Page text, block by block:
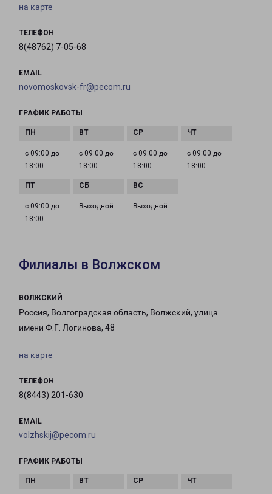
на карте
ТЕЛЕФОН
8(48762) 7-05-68
EMAIL
novomoskovsk-fr@pecom.ru
ГРАФИК РАБОТЫ
с 09:00 до
18:00
с 09:00 до
18:00
с 09:00 до
18:00
с 09:00 до
18:00
с 09:00 до
18:00
Выходной Выходной
Филиалы в Волжском
ВОЛЖСКИЙ
Россия, Волгоградская область, Волжский, улица
имени Ф.Г. Логинова, 48
на карте
ТЕЛЕФОН
8(8443) 201-630
EMAIL
volzhskij@pecom.ru
ГРАФИК РАБОТЫ